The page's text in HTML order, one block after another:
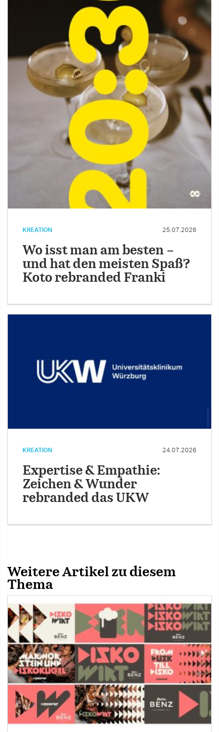
KREATION 25.07.2026
Wo isst man am besten –
und hat den meisten Spaß?
Koto rebranded Franki
KREATION 24.07.2026
Expertise & Empathie:
Zeichen & Wunder
rebranded das UKW
Weitere Artikel zu diesem
Thema